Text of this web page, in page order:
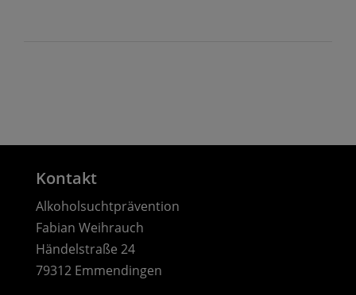
Kontakt
Alkoholsuchtprävention
Fabian Weihrauch
Händelstraße 24
79312 Emmendingen